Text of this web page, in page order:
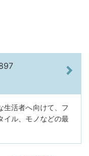
生活者へ向けて、フ
イル、モノなどの最